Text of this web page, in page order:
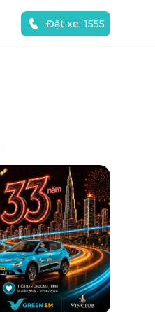
Đặt xe: 1555